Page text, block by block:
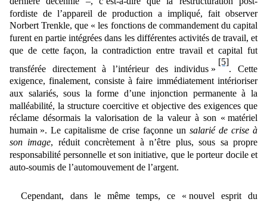
fordiste de l’appareil de production a impliqué, fait observer
Norbert Trenkle, que « les fonctions de commandement du capital
furent en partie intégrées dans les différentes activités de travail, et
que de cette façon, la contradiction entre travail et capital fut
transférée directement à l’intérieur des individus »
[5]
. Cette
exigence, finalement, consiste à faire immédiatement intérioriser
aux salariés, sous la forme d’une injonction permanenteà la
malléabilité, la structure coercitive et objective des exigences que
réclame désormais la valorisation de la valeur à son « matériel
humain ». Le capitalisme de crise façonne un salarié de crise à
son image, réduit concrètement à n’être plus, sous sa propre
responsabilité personnelle et son initiative, que le porteur docile et
auto-soumis de l’automouvement de l’argent.
Cependant, dans le même temps, ce « nouvel esprit du